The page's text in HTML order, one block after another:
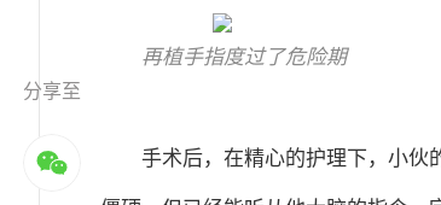
分享至
再植手指度过了危险期
手术后，在精心的护理下，小伙